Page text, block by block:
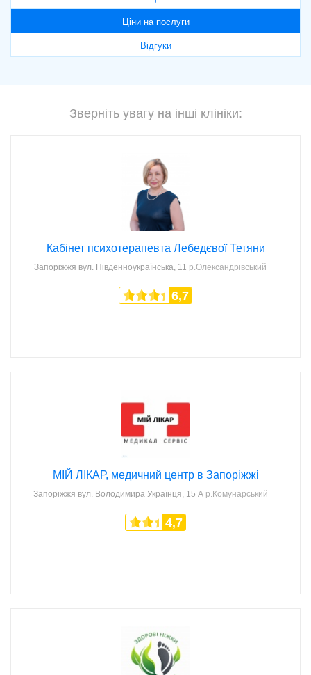
Ціни на послуги
Відгуки
Зверніть увагу на інші клініки:
Кабінет психотерапевта Лебедєвої Тетяни
Запоріжжя вул. Південноукраїнська, 11 р.Олександрівський
6,7
МІЙ ЛІКАР, медичний центр в Запоріжжі
Запоріжжя вул. Володимира Українця, 15 А р.Комунарський
4,7